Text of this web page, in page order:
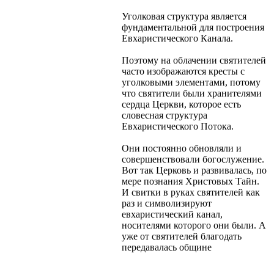
Уголковая структура является
фундаментальной для построения
Евхаристического Канала.
Поэтому на облачении святителей
часто изображаются кресты с
уголковыми элементами, потому
что святители были хранителями
сердца Церкви, которое есть
словесная структура
Евхаристического Потока.
Они постоянно обновляли и
совершенствовали богослужение.
Вот так Церковь и развивалась, по
мере познания Христовых Тайн.
И свитки в руках святителей как
раз и символизируют
евхаристический канал,
носителями которого они были. А
уже от святителей благодать
передавалась общине